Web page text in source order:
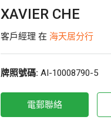
XAVIER CHE
客戶經理 在 海天居分行
牌照號碼: AI-10008790-5
電郵聯絡